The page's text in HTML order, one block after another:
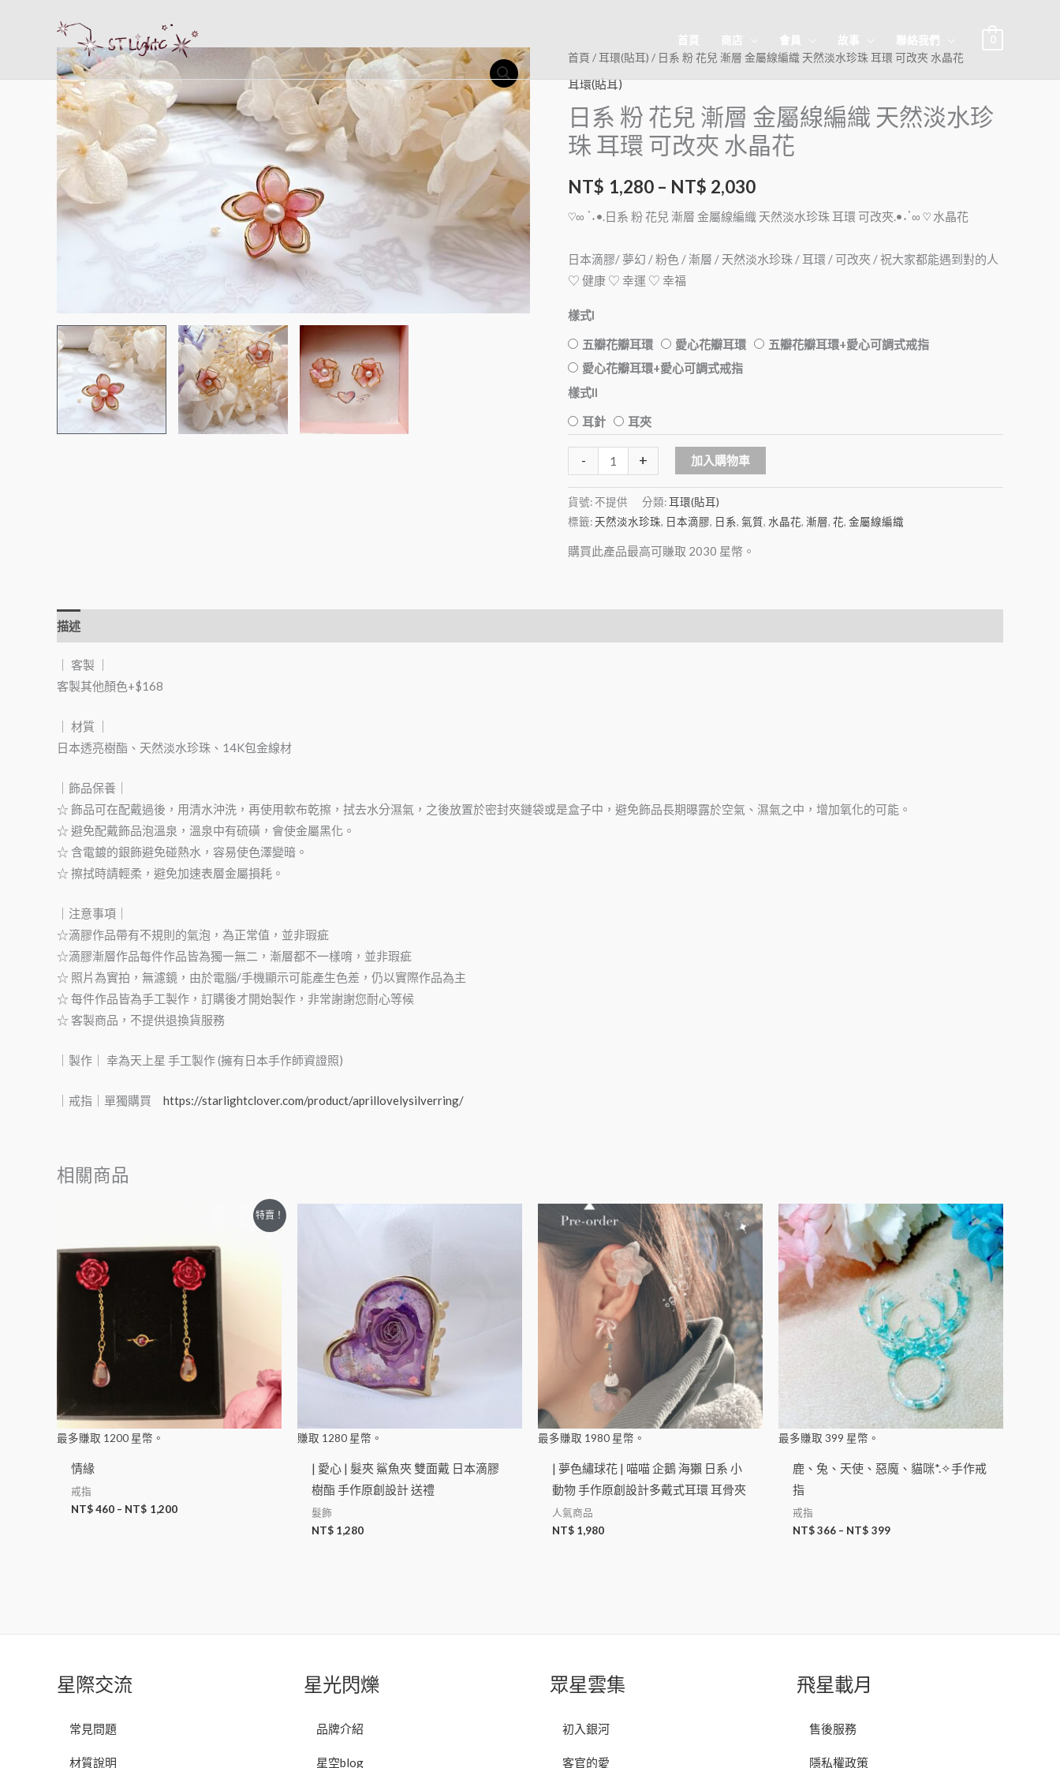
首頁 商店 會員 故事 聯絡我們 0
首頁 / 耳環(貼耳) / 日系 粉 花兒 漸層 金屬線編織 天然淡水珍珠 耳環 可改夾 水晶花
耳環(貼耳)
日系 粉 花兒 漸層 金屬線編織 天然淡水珍
珠 耳環 可改夾 水晶花
NT$ 1,280 – NT$ 2,030
♡∞ ॱ˖•.日系 粉 花兒 漸層 金屬線編織 天然淡水珍珠 耳環 可改夾.•˖ॱ∞ ♡ 水晶花
日本滴膠/ 夢幻 / 粉色 / 漸層 / 天然淡水珍珠 / 耳環 / 可改夾 / 祝大家都能遇到對的人
♡ 健康 ♡ 幸運 ♡ 幸福
樣式I
五瓣花瓣耳環 愛心花瓣耳環
五瓣花瓣耳環+愛心可調式戒指
愛心花瓣耳環+愛心可調式戒指
樣式II
耳針 耳夾
- + 加入購物車
貨號: 不提供 分類:耳環(貼耳)
標籤: 天然淡水珍珠, 日本滴膠, 日系, 氣質, 水晶花, 漸層, 花, 金屬線編織
購買此產品最高可賺取 2030 星幣。
描述
｜ 客製 ｜
客製其他顏色+$168
｜ 材質 ｜
日本透亮樹酯、天然淡水珍珠、14K包金線材
｜飾品保養｜
☆ 飾品可在配戴過後，用清水沖洗，再使用軟布乾擦，拭去水分濕氣，之後放置於密封夾鏈袋或是盒子中，避免飾品長期曝露於空氣、濕氣之中，增加氧化的可能。
☆ 避免配戴飾品泡溫泉，溫泉中有硫磺，會使金屬黑化。
☆ 含電鍍的銀飾避免碰熱水，容易使色澤變暗。
☆ 擦拭時請輕柔，避免加速表層金屬損耗。
｜注意事項｜
☆滴膠作品帶有不規則的氣泡，為正常值，並非瑕疵
☆滴膠漸層作品每件作品皆為獨一無二，漸層都不一樣唷，並非瑕疵
☆ 照片為實拍，無濾鏡，由於電腦/手機顯示可能產生色差，仍以實際作品為主
☆ 每件作品皆為手工製作，訂購後才開始製作，非常謝謝您耐心等候
☆ 客製商品，不提供退換貨服務
｜製作｜ 幸為天上星 手工製作 (擁有日本手作師資證照)
｜戒指｜單獨購買 https://starlightclover.com/product/aprillovelysilverring/
相關商品
特賣！
最多賺取 1200 星幣。
情緣
戒指
NT$ 460 – NT$ 1,200
賺取 1280 星幣。
| 愛心 | 髮夾 鯊魚夾 雙面戴 日本滴膠
樹酯 手作原創設計 送禮
髮飾
NT$ 1,280
最多賺取 1980 星幣。
| 夢色繡球花 | 喵喵 企鵝 海獺 日系 小
動物 手作原創設計多戴式耳環 耳骨夾
人氣商品
NT$ 1,980
最多賺取 399 星幣。
鹿、兔、天使、惡魔、貓咪*.✧手作戒
指
戒指
NT$ 366 – NT$ 399
星際交流
常見問題
材質說明
星光閃爍
品牌介紹
星空blog
眾星雲集
初入銀河
客官的愛
飛星載月
售後服務
隱私權政策